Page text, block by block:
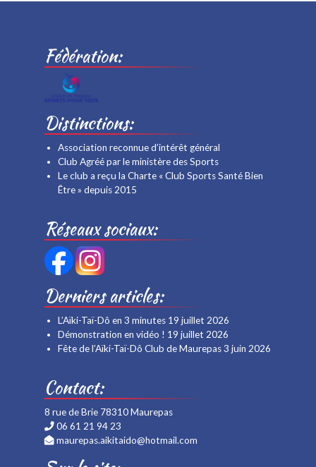
Fédération:
Distinctions:
Association reconnue d’intérêt général
Club Agréé par le ministère des Sports
Le club a reçu la Charte « Club Sports Santé Bien
Être » depuis 2015
Réseaux sociaux:
Derniers articles:
L’Aïki-Taï-Dô en 3 minutes 19 juillet 2026
Démonstration en vidéo ! 19 juillet 2026
Fête de l’Aïki-Taï-Dô Club de Maurepas3 juin 2026
Contact:
8 rue de Brie 78310 Maurepas
06 61 21 94 23
maurepas.aikitaido@hotmail.com